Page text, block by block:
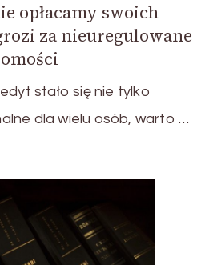
opłacamy swoich
za nieuregulowane
stało się nie tylko
dla wielu osób, warto …